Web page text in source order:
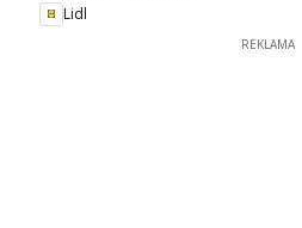
Lidl
REKLAMA